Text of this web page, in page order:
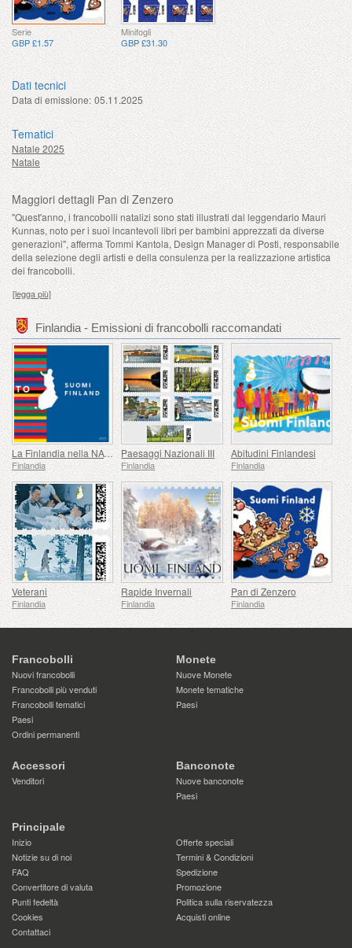
Serie
GBP £1.57
Minifogli
GBP £31.30
Dati tecnici
Data di emissione: 05.11.2025
Tematici
Natale 2025
Natale
Maggiori dettagli Pan di Zenzero
"Quest'anno, i francobolli natalizi sono stati illustrati dal leggendario Mauri
Kunnas, noto per i suoi incantevoli libri per bambini apprezzati da diverse
generazioni", afferma Tommi Kantola, Design Manager di Posti, responsabile
della selezione degli artisti e della consulenza per la realizzazione artistica
dei francobolli.
[legga più]
Finlandia - Emissioni di francobolli raccomandati
La Finlandia nella NATO
Finlandia
Paesaggi Nazionali III
Finlandia
Abitudini Finlandesi
Finlandia
Veterani
Finlandia
Rapide Invernali
Finlandia
Pan di Zenzero
Finlandia
Francobolli
Nuovi francobolli
Francobolli più venduti
Francobolli tematici
Paesi
Ordini permanenti
Monete
Nuove Monete
Monete tematiche
Paesi
Accessori
Venditori
Banconote
Nuove banconote
Paesi
Principale
Inizio
Offerte speciali
Notizie su di noi
Termini & Condizioni
FAQ
Spedizione
Convertitore di valuta
Promozione
Punti fedeltà
Politica sulla riservatezza
Cookies
Acquisti online
Contattaci